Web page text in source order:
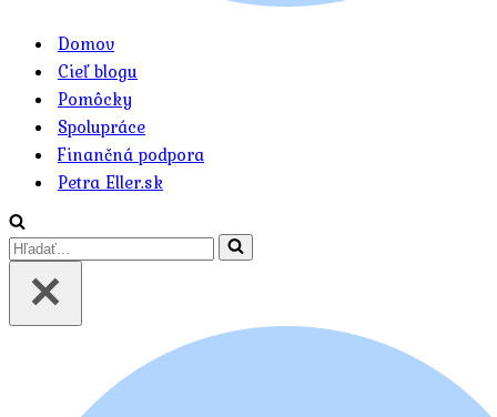
Domov
Cieľ blogu
Pomôcky
Spolupráce
Finančná podpora
Petra Eller.sk
Hľadať